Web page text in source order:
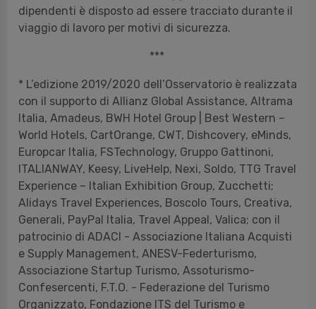
dipendenti è disposto ad essere tracciato durante il
viaggio di lavoro per motivi di sicurezza.
***
* L’edizione 2019/2020 dell’Osservatorio è realizzata
con il supporto di Allianz Global Assistance, Altrama
Italia, Amadeus, BWH Hotel Group | Best Western –
World Hotels, CartOrange, CWT, Dishcovery, eMinds,
Europcar Italia, FSTechnology, Gruppo Gattinoni,
ITALIANWAY, Keesy, LiveHelp, Nexi, Soldo, TTG Travel
Experience – Italian Exhibition Group, Zucchetti;
Alidays Travel Experiences, Boscolo Tours, Creativa,
Generali, PayPal Italia, Travel Appeal, Valica; con il
patrocinio di ADACI - Associazione Italiana Acquisti
e Supply Management, ANESV-Federturismo,
Associazione Startup Turismo, Assoturismo-
Confesercenti, F.T.O. - Federazione del Turismo
Organizzato, Fondazione ITS del Turismo e